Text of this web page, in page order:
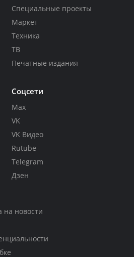
Специальные проекты
Маркет
Техника
ТВ
Печатные издания
Соцсети
Max
VK
VK Видео
Rutube
Telegram
Дзен
на новости